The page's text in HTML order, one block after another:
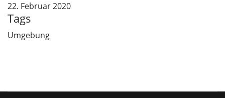
22. Februar 2020
Tags
Umgebung